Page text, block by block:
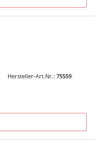
Hersteller-Art.Nr.: 75559